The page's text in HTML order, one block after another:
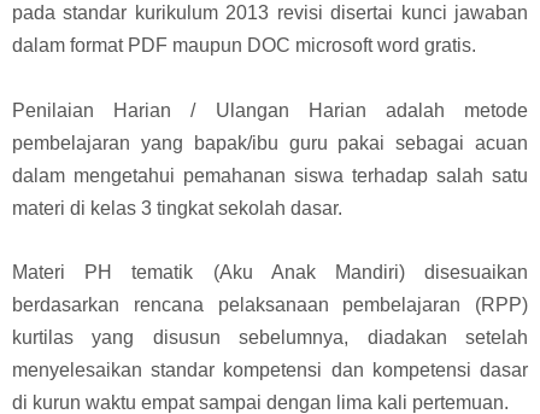
pada standar kurikulum 2013 revisi disertai kunci jawaban
dalam format PDF maupun DOC microsoft word gratis.
Penilaian Harian / Ulangan Harian adalah metode
pembelajaran yang bapak/ibu guru pakai sebagai acuan
dalam mengetahui pemahanan siswa terhadap salah satu
materi di kelas 3 tingkat sekolah dasar.
Materi PH tematik (Aku Anak Mandiri) disesuaikan
berdasarkan rencana pelaksanaan pembelajaran (RPP)
kurtilas yang disusun sebelumnya, diadakan setelah
menyelesaikan standar kompetensi dan kompetensi dasar
di kurun waktu empat sampai dengan lima kali pertemuan.